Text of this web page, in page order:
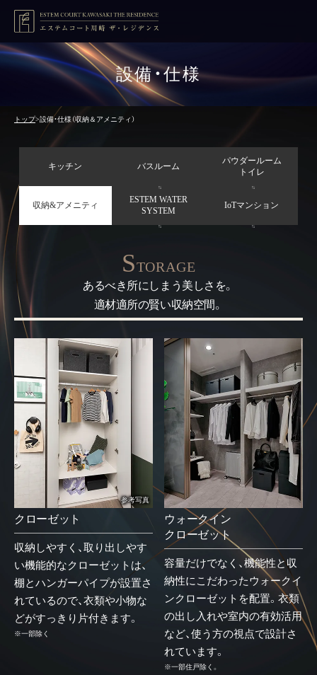
トップ
アクセス
南向き住戸の魅力
JR「川崎」駅周辺
生活利便
子育て環境
資産性
間取り
デザイン
カラーセレクト
設備・仕様
構造・セキュリティ
設備・仕様
トップ 設備・仕様（収納＆アメニティ）
キッチン バスルーム
パウダールーム
トイレ
収納&アメニティ
ESTEM WATER
SYSTEM
IoTマンション
STORAGE
あるべき所にしまう美しさを。
適材適所の賢い収納空間。
参考写真
クローゼット
収納しやすく、取り出しやす
い機能的なクローゼットは、
棚とハンガーパイプが設置さ
れているので、衣類や小物な
どがすっきり片付きます。
※一部除く
ウォークイン
クローゼット
容量だけでなく、機能性と収
納性にこだわったウォークイ
ンクローゼットを配置。衣類
の出し入れや室内の有効活用
など、使う方の視点で設計さ
れています。
※一部住戸除く。